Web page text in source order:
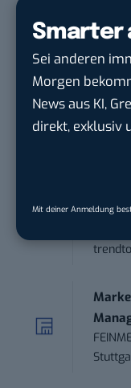
Smarter
Sei anderen
Morgen
News aus KI,
direkt, exklusiv
Mit deiner Anmeldung
Paramount Plus-
Nasa Plus:
Streamingdienst
Netflix und
CO2-Emissionen